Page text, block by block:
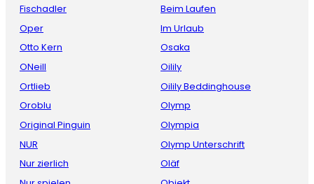
Fischadler
Oper
Otto Kern
ONeill
Ortlieb
Oroblu
Original Pinguin
NUR
Nur zierlich
Beim Laufen
Im Urlaub
Osaka
Oilily
Oilily Beddinghouse
Olymp
Olympia
Olymp Unterschrift
Oläf